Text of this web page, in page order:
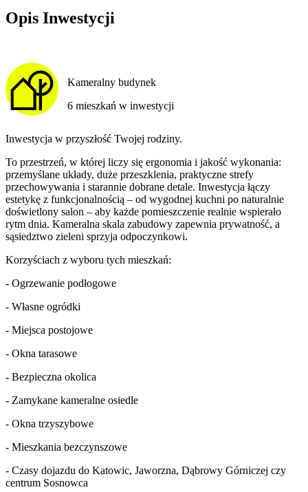
Opis Inwestycji
Kameralny budynek
6 mieszkań w inwestycji
Inwestycja w przyszłość Twojej rodziny.
To przestrzeń, w której liczy się ergonomia i jakość wykonania:
przemyślane układy, duże przeszklenia, praktyczne strefy
przechowywania i starannie dobrane detale. Inwestycja łączy
estetykę z funkcjonalnością – od wygodnej kuchni po naturalnie
doświetlony salon – aby każde pomieszczenie realnie wspierało
rytm dnia. Kameralna skala zabudowy zapewnia prywatność, a
sąsiedztwo zieleni sprzyja odpoczynkowi.
Korzyściach z wyboru tych mieszkań:
- Ogrzewanie podłogowe
- Własne ogródki
- Miejsca postojowe
- Okna tarasowe
- Bezpieczna okolica
- Zamykane kameralne osiedle
- Okna trzyszybowe
- Mieszkania bezczynszowe
- Czasy dojazdu do Katowic, Jaworzna, Dąbrowy Górniczej czy
centrum Sosnowca